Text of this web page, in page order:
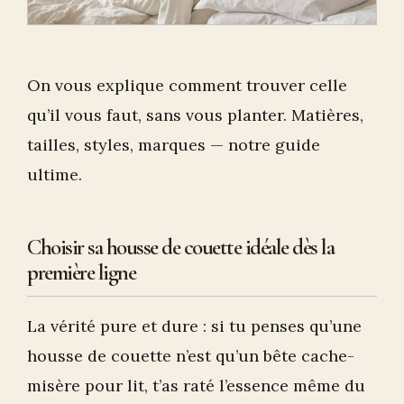
On vous explique comment trouver celle
qu’il vous faut, sans vous planter. Matières,
tailles, styles, marques — notre guide
ultime.
Choisir sa housse de couette idéale dès la
première ligne
La vérité pure et dure : si tu penses qu’une
housse de couette n’est qu’un bête cache-
misère pour lit, t’as raté l’essence même du